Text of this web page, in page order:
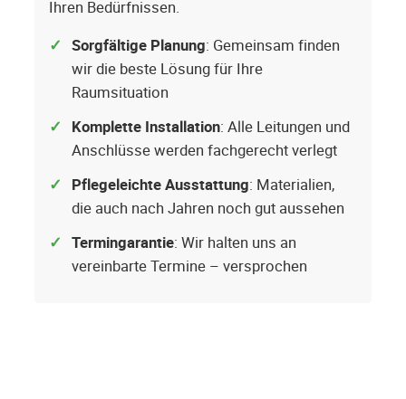
Ihren Bedürfnissen.
Sorgfältige Planung: Gemeinsam finden
wir die beste Lösung für Ihre
Raumsituation
Komplette Installation: Alle Leitungen und
Anschlüsse werden fachgerecht verlegt
Pflegeleichte Ausstattung: Materialien,
die auch nach Jahren noch gut aussehen
Termingarantie: Wir halten uns an
vereinbarte Termine – versprochen